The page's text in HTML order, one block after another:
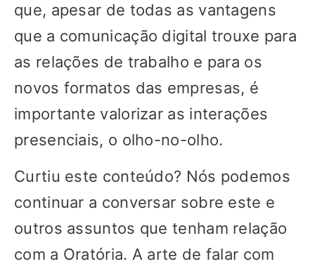
que, apesar de todas as vantagens
que a comunicação digital trouxe para
as relações de trabalho e para os
novos formatos das empresas, é
importante valorizar as interações
presenciais, o olho-no-olho.
Curtiu este conteúdo? Nós podemos
continuar a conversar sobre este e
outros assuntos que tenham relação
com a Oratória. A arte de falar com